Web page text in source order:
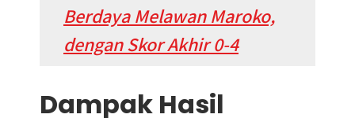
Berdaya Melawan Maroko,
dengan Skor Akhir 0-4
Dampak Hasil